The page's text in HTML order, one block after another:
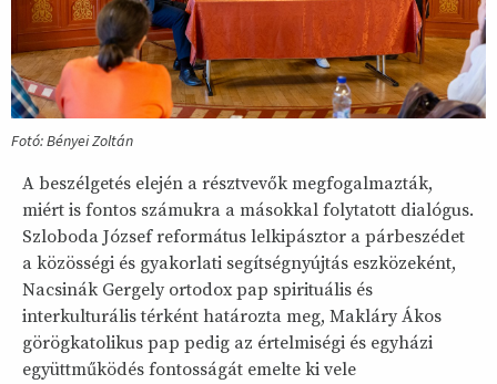
Fotó: Bényei Zoltán
A beszélgetés elején a résztvevők megfogalmazták,
miért is fontos számukra a másokkal folytatott dialógus.
Szloboda József református lelkipásztor a párbeszédet
a közösségi és gyakorlati segítségnyújtás eszközeként,
Nacsinák Gergely ortodox pap spirituális és
interkulturális térként határozta meg, Makláry Ákos
görögkatolikus pap pedig az értelmiségi és egyházi
együttműködés fontosságát emelte ki vele